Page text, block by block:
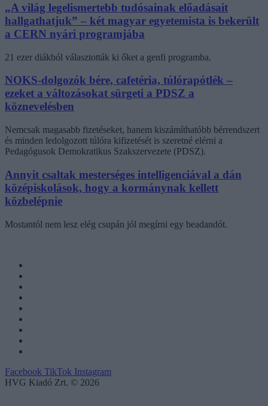
„A világ legelismertebb tudósainak előadásait
hallgathatjuk” – két magyar egyetemista is bekerült
a CERN nyári programjába
21 ezer diákból választották ki őket a genfi programba.
NOKS-dolgozók bére, cafetéria, túlórapótlék –
ezeket a változásokat sürgeti a PDSZ a
köznevelésben
Nemcsak magasabb fizetéseket, hanem kiszámíthatóbb bérrendszert
és minden ledolgozott túlóra kifizetését is szeretné elérni a
Pedagógusok Demokratikus Szakszervezete (PDSZ).
Annyit csaltak mesterséges intelligenciával a dán
középiskolások, hogy a kormánynak kellett
közbelépnie
Mostantól nem lesz elég csupán jól megírni egy beadandót.
Facebook TikTok Instagram
HVG Kiadó Zrt. © 2026